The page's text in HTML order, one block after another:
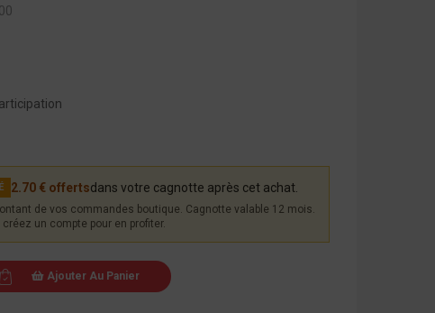
2.70 € offertsdans votre cagnotte après cet achat.
de vos commandes boutique. Cagnotte valable 12 mois.
un compte pour en profiter.
Ajouter Au Panier